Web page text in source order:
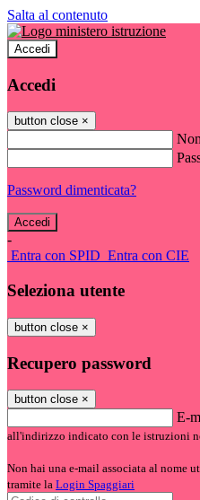
Salta al contenuto
Accedi
Accedi
button close ×
Password dimenticata?
-
Entra con SPID Entra con CIE
Seleziona utente
button close ×
Recupero password
button close ×
E-
all'indirizzo indicato con le istruzioni
Non hai una e-mail associata al nome
tramite la Login Spaggiari